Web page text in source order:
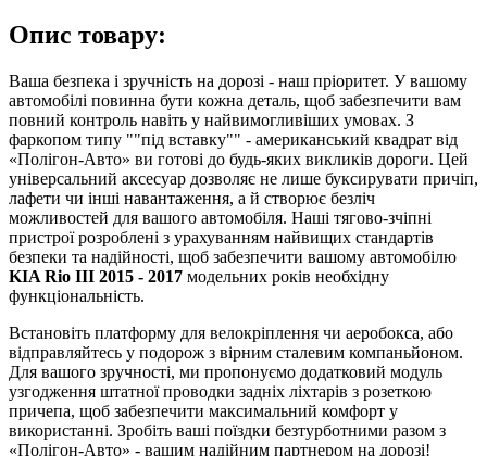
Опис товару:
Ваша безпека і зручність на дорозі - наш пріоритет. У вашому
автомобілі повинна бути кожна деталь, щоб забезпечити вам
повний контроль навіть у найвимогливіших умовах. З
фаркопом типу ""під вставку"" - американський квадрат від
«Полігон-Авто» ви готові до будь-яких викликів дороги. Цей
універсальний аксесуар дозволяє не лише буксирувати причіп,
лафети чи інші навантаження, а й створює безліч
можливостей для вашого автомобіля. Наші тягово-зчіпні
пристрої розроблені з урахуванням найвищих стандартів
безпеки та надійності, щоб забезпечити вашому автомобілю
KIA Rio III 2015 - 2017 модельних років необхідну
функціональність.
Встановіть платформу для велокріплення чи аеробокса, або
відправляйтесь у подорож з вірним сталевим компаньйоном.
Для вашого зручності, ми пропонуємо додатковий модуль
узгодження штатної проводки задніх ліхтарів з розеткою
причепа, щоб забезпечити максимальний комфорт у
використанні. Зробіть ваші поїздки безтурботними разом з
«Полігон-Авто» - вашим надійним партнером на дорозі!